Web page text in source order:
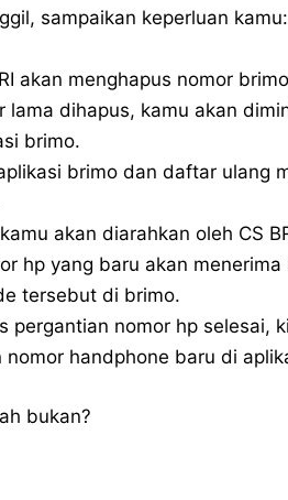
sampaikan keperluan
akan menghapus nomor
lama dihapus, kamu akan
brimo.
brimo dan daftar ulang
akan diarahkan oleh CS
hp yang baru akan menerima
tersebut di brimo.
pergantian nomor hp selesai,
nomor handphone baru di
bukan?